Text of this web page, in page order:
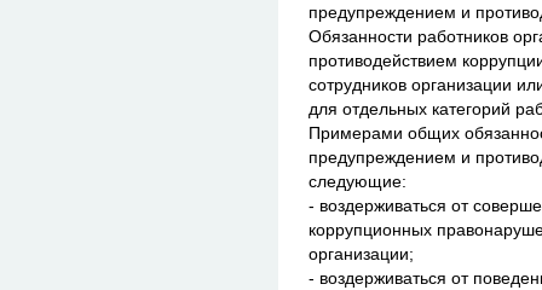
предупреждением и
Обязанности работников
противодействием
сотрудников организации
для отдельных категорий
Примерами общих
предупреждением и
следующие:
- воздерживаться от
коррупционных
организации;
- воздерживаться от